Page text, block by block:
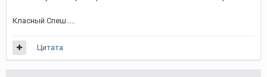
Класный Спеш.....
Цитата